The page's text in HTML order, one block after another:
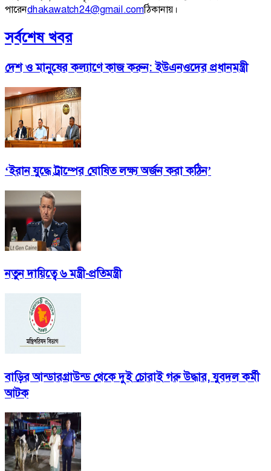
পারেনdhakawatch24@gmail.comঠিকানায়।
সর্বশেষ খবর
দেশ ও মানুষের কল্যাণে কাজ করুন: ইউএনওদের প্রধানমন্ত্রী
‘ইরান যুদ্ধে ট্রাম্পের ঘোষিত লক্ষ্য অর্জন করা কঠিন’
নতুন দায়িত্বে ৬ মন্ত্রী-প্রতিমন্ত্রী
বাড়ির আন্ডারগ্রাউন্ড থেকে দুই চোরাই গরু উদ্ধার, যুবদল কর্মী
আটক